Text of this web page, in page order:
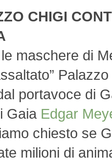
CHIGI
maschere di
portavoce di
Gaia Edgar
chiesto se
milioni di